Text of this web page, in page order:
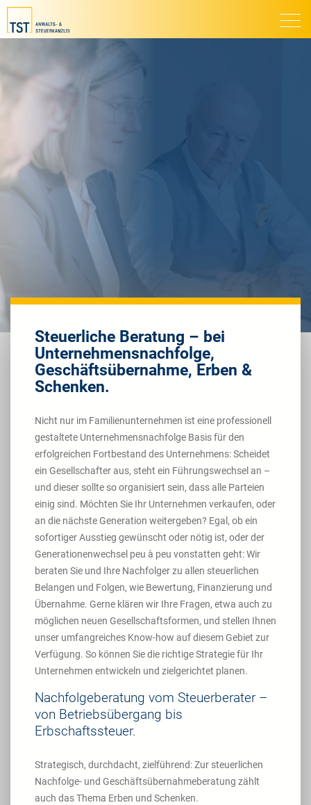
Steuerliche Beratung – bei
Unternehmensnachfolge,
Geschäftsübernahme, Erben &
Schenken.
Nicht nur im Familienunternehmen ist eine professionell
gestaltete Unternehmensnachfolge Basis für den
erfolgreichen Fortbestand des Unternehmens: Scheidet
ein Gesellschafter aus, steht ein Führungswechsel an –
und dieser sollte so organisiert sein, dass alle Parteien
einig sind. Möchten Sie Ihr Unternehmen verkaufen, oder
an die nächste Generation weitergeben? Egal, ob ein
sofortiger Ausstieg gewünscht oder nötig ist, oder der
Generationenwechsel peu à peu vonstatten geht: Wir
beraten Sie und Ihre Nachfolger zu allen steuerlichen
Belangen und Folgen, wie Bewertung, Finanzierung und
Übernahme. Gerne klären wir Ihre Fragen, etwa auch zu
möglichen neuen Gesellschaftsformen, und stellen Ihnen
unser umfangreiches Know-how auf diesem Gebiet zur
Verfügung. So können Sie die richtige Strategie für Ihr
Unternehmen entwickeln und zielgerichtet planen.
Nachfolgeberatung vom Steuerberater –
von Betriebsübergang bis
Erbschaftssteuer.
Strategisch, durchdacht, zielführend: Zur steuerlichen
Nachfolge- und Geschäftsübernahmeberatung zählt
auch das Thema Erben und Schenken.